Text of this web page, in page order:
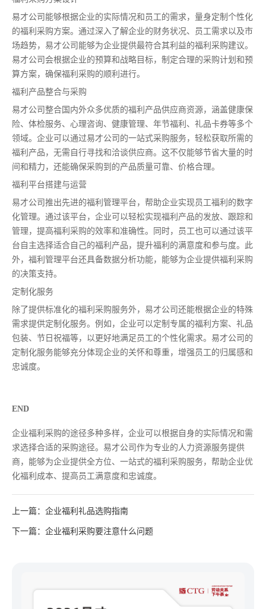
易才公司能够根据企业的实际情况和员工的需求，量身定制个性化
的福利采购方案。通过深入了解企业的财务状况、员工需求以及市
场趋势，易才公司能够为企业提供最符合其利益的福利采购建议。
易才公司会根据企业的预算和战略目标，制定合理的采购计划和预
算方案，确保福利采购的顺利进行。
福利产品整合与采购
易才公司整合国内外众多优质的福利产品供应商资源，涵盖健康保
险、体检服务、心理咨询、健康管理、年节福利、礼品卡券等多个
领域。企业可以通过易才公司的一站式采购服务，轻松获取所需的
福利产品，无需自行寻找和洽谈供应商。这不仅能够节省大量的时
间和精力，还能确保采购到的产品质量可靠、价格合理。
福利平台搭建与运营
易才公司推出先进的福利管理平台，帮助企业实现员工福利的数字
化管理。通过该平台，企业可以轻松实现福利产品的发放、跟踪和
管理，提高福利采购的效率和准确性。同时，员工也可以通过该平
台自主选择适合自己的福利产品，提升福利的满意度和参与度。此
外，福利管理平台还具备数据分析功能，能够为企业提供福利采购
的决策支持。
定制化服务
除了提供标准化的福利采购服务外，易才公司还能根据企业的特殊
需求提供定制化服务。例如，企业可以定制专属的福利方案、礼品
包装、节日祝福等，以更好地满足员工的个性化需求。易才公司的
定制化服务能够充分体现企业的关怀和尊重，增强员工的归属感和
忠诚度。
END
企业福利采购的途径多种多样，企业可以根据自身的实际情况和需
求选择合适的采购途径。易才公司作为专业的人力资源服务提供
商，能够为企业提供全方位、一站式的福利采购服务，帮助企业优
化福利成本、提高员工满意度和忠诚度。
上一篇：企业福利礼品选购指南
下一篇：企业福利采购要注意什么问题